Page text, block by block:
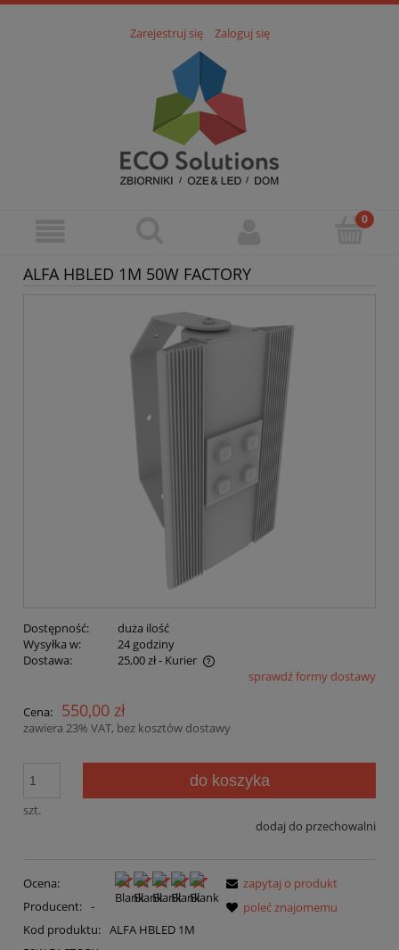
Zarejestruj się Zaloguj się
ALFA HBLED 1M 50W FACTORY
Dostępność:
duża ilość
Wysyłka w:
24 godziny
Dostawa:
25,00 zł- Kurier
Cena nie zawiera ewentualnych kosztów płatnościsprawdź formy dostawy
Cena: 550,00 zł
zawiera 23% VAT, bez kosztów dostawy
szt.
do koszyka
dodaj do przechowalni
Ocena:
Producent: -
Kod produktu: ALFA HBLED 1M
zapytaj o produkt
poleć znajomemu